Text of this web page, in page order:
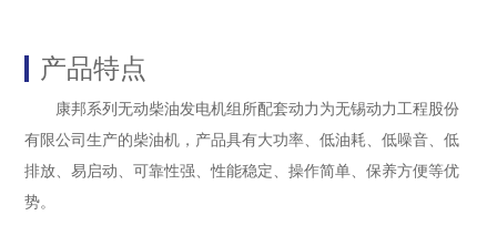
产品特点
康邦系列无动柴油发电机组所配套动力为无锡动力工程股份
有限公司生产的柴油机，产品具有大功率、低油耗、低噪音、低
排放、易启动、可靠性强、性能稳定、操作简单、保养方便等优
势。